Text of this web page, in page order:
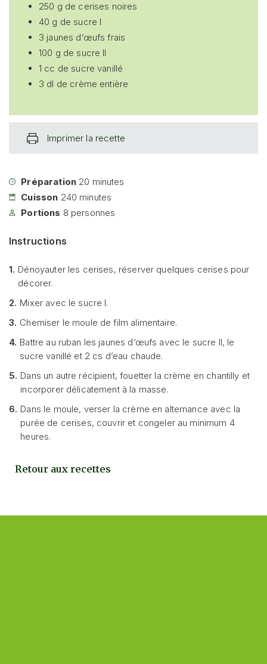
Préparation20 minutes
Cuisson 240 minutes
Portions 8 personnes
Instructions
1. Dénoyauter les cerises, réserver quelques cerises pour
décorer.
2. Mixer avec le sucre I.
3. Chemiser le moule de film alimentaire.
4. Battre au ruban les jaunes d’œufs avec le sucre II, le
sucre vanillé et 2 cs d’eau chaude.
5. Dans un autre récipient, fouetter la crème en chantilly et
incorporer délicatement à la masse.
6. Dans le moule, verser la crème en alternance avec la
purée de cerises, couvrir et congeler au minimum 4
heures.
Retour aux recettes
250 g de cerises noires
40 g de sucre I
3 jaunes d’œufs frais
100 g de sucre II
1 cc de sucre vanillé
3 dl de crème entière
Imprimer la recette